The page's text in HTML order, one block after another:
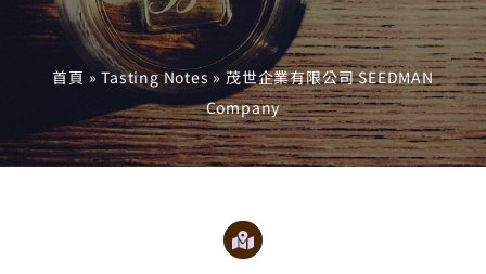
首頁 »Tasting Notes » 茂世企業有限公司 SEEDMAN
Company